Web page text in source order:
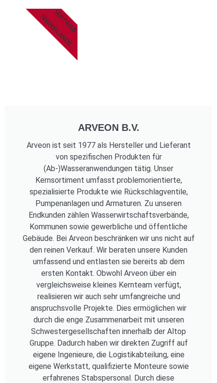
ARVEON B.V.
Arveon ist seit 1977 als Hersteller und Lieferant
von spezifischen Produkten für
(Ab-)Wasseranwendungen tätig. Unser
Kernsortiment umfasst problemorientierte,
spezialisierte Produkte wie Rückschlagventile,
Pumpenanlagen und Armaturen. Zu unseren
Endkunden zählen Wasserwirtschaftsverbände,
Kommunen sowie gewerbliche und öffentliche
Gebäude. Bei Arveon beschränken wir uns nicht auf
den reinen Verkauf. Wir beraten unsere Kunden
umfassend und entlasten sie bereits ab dem
ersten Kontakt. Obwohl Arveon über ein
vergleichsweise kleines Kernteam verfügt,
realisieren wir auch sehr umfangreiche und
anspruchsvolle Projekte. Dies ermöglichen wir
durch die enge Zusammenarbeit mit unseren
Schwestergesellschaften innerhalb der Altop
Gruppe. Dadurch haben wir direkten Zugriff auf
eigene Ingenieure, die Logistikabteilung, eine
eigene Werkstatt, qualifizierte Monteure sowie
erfahrenes Stabspersonal. Durch diese
VERTRIEB
NIEDERLANDE